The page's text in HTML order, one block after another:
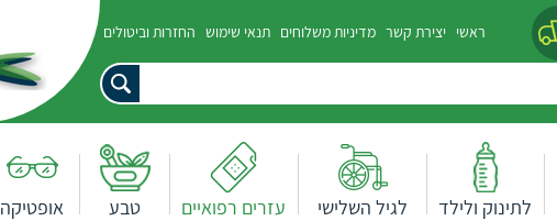
ראשי יצירת קשר מדיניות משלוחים תנאי שימוש החזרות וביטולים
לתינוק ולילד לגיל השלישי עזרים רפואיים טבע אופטיקה